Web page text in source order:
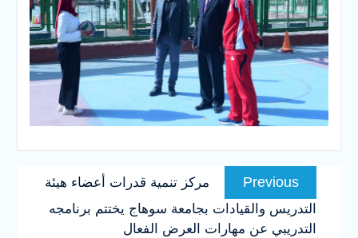
تصفّح
المقالاتPrevious
Previous
post:
مركز تنمية قدرات أعضاء هيئة
التدريس والقيادات بجامعة سوهاج يختتم برنامجه
التدريبي عن مهارات العرض الفعال